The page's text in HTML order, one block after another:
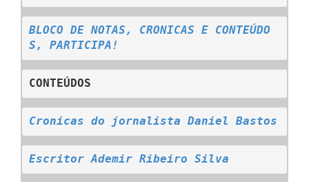
BLOCO DE NOTAS, CRONICAS E CONTEÚDO
S, PARTICIPA!
CONTEÚDOS
Cronicas do jornalista Daniel Bastos
Escritor Ademir Ribeiro Silva